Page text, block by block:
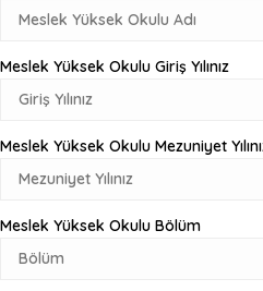
Meslek Yüksek Okulu Giriş Yılınız
Meslek Yüksek Okulu Mezuniyet
Meslek Yüksek Okulu Bölüm